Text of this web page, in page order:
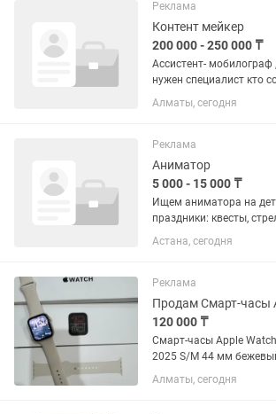
Реклама
Контент мейкер
200 000 - 250 000 ₸
Ассистент- мобилограф , СММ.
нужен специалист кто
для экспертного блога
В месяц 60-70 единиц
неделю 3 дня...
Алматы, сегодня
Реклама
Аниматор
5 000 - 15 000 ₸
Ищем аниматора на
праздники: квесты,
программы Фиксированного графика
нет, выходим на
5000 тг, длительность
Астана, сегодня
Реклама
120 000 ₸
Смарт-часы Apple Watch
2025 S/M 44 мм
Носила всего месяц
нуждаюсь в деньгах
Алматы, сегодня